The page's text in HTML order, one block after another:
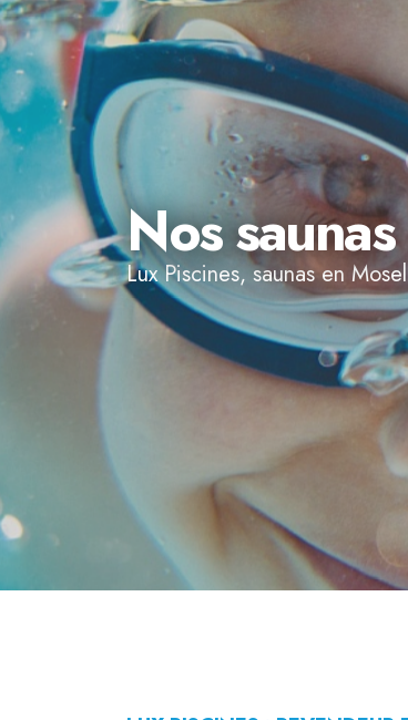
Nos saunas
Lux Piscines, saunas en